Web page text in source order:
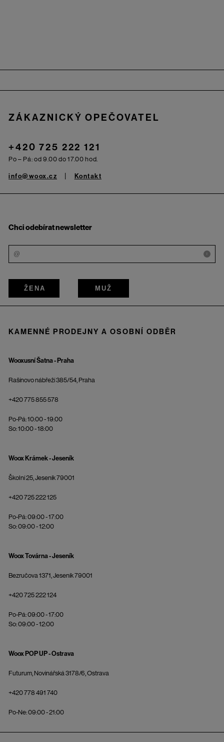
ZÁKAZNICKÝ OPEČOVATEL
+420 725 222 121
Po – Pá: od 9.00 do 17.00 hod.
info@woox.cz Kontakt
Chci odebírat newsletter
i
ŽENA MUŽ
KAMENNÉ PRODEJNY A OSOBNÍ ODBĚR
Wooxusní Šatna - Praha
Rašínovo nábřeží 385/54, Praha
+420 775 855 578
Po-Pá: 10:00 - 19:00
So: 10:00 - 18:00
Woox Krámek - Jeseník
Školní 25, Jeseník 79001
+420 725 222 125
Po-Pá: 09:00 - 17:00
So: 09:00 - 12:00
Woox Továrna - Jeseník
Bezručova 1371, Jeseník 79001
+420 725 222 124
Po-Pá: 09:00 - 17:00
So: 09:00 - 12:00
Woox POP UP - Ostrava
Futurum, Novinářská 3178/6, Ostrava
+420 778 491 740
Po-Ne: 09:00 - 21:00